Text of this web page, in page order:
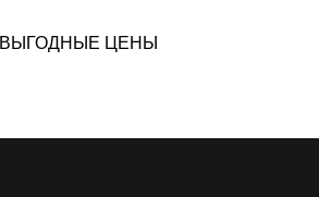
ВЫГОДНЫЕ ЦЕНЫ